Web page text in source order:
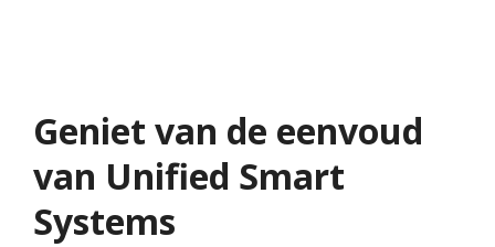
Geniet van de eenvoud
van Unified Smart
Systems